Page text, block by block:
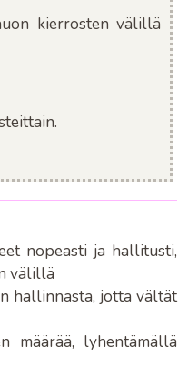
kierrosten välillä
nopeasti ja hallitusti,
välillä
hallinnasta, jotta vältät
määrää, lyhentämällä